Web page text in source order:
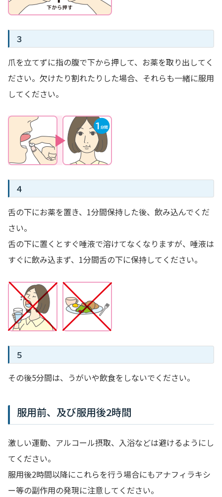
３
爪を立てずに指の腹で下から押して、お薬を取り出してく
ださい。欠けたり割れたりした場合、それらも一緒に服用
してください。
４
舌の下にお薬を置き、1分間保持した後、飲み込んでくだ
さい。
舌の下に置くとすぐ唾液で溶けてなくなりますが、唾液は
すぐに飲み込まず、1分間舌の下に保持してください。
５
その後5分間は、うがいや飲食をしないでください。
服用前、及び服用後2時間
激しい運動、アルコール摂取、入浴などは避けるようにし
てください。
服用後2時間以降にこれらを行う場合にもアナフィラキシ
ー等の副作用の発現に注意してください。